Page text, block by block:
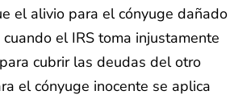
el alivio para el cónyuge dañado
el IRS toma injustamente
cubrir las deudas del otro
el cónyuge inocente se aplica